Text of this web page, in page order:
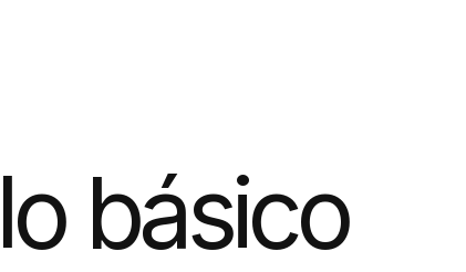
básico